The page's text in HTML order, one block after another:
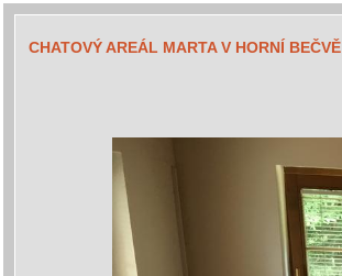
CHATOVÝ AREÁL MARTA V HORNÍ BEČVĚ